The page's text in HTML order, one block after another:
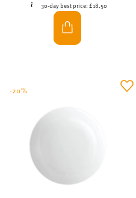
30-day best price: £18.50
-20%